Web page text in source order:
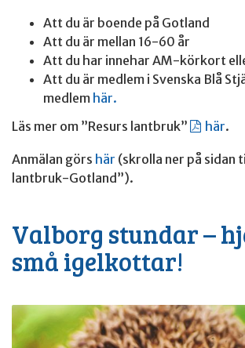
Att du är boende på Gotland
Att du är mellan 16-60 år
Att du har innehar AM-körkort
Att du är medlem i Svenska Blå
medlem här.
Läs mer om ”Resurs lantbruk”
här.
Anmälan görs här (skrolla ner på sidan
lantbruk-Gotland”).
Valborg stundar –
små igelkottar!